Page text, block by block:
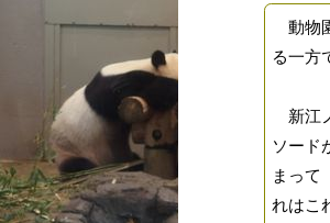
動物
る一方
新江
ソード
まって
れはこ